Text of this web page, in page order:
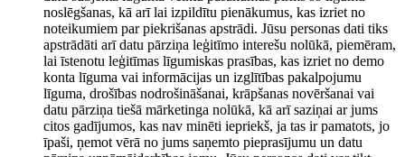
noslēgšanas, kā arī lai izpildītu pienākumus, kas izriet no
noteikumiem par piekrišanas apstrādi. Jūsu personas dati tiks
apstrādāti arī datu pārziņa leģitīmo interešu nolūkā, piemēram,
lai īstenotu leģitīmas līgumiskas prasības, kas izriet no demo
konta līguma vai informācijas un izglītības pakalpojumu
līguma, drošības nodrošināšanai, krāpšanas novēršanai vai
datu pārziņa tiešā mārketinga nolūkā, kā arī saziņai ar jums
citos gadījumos, kas nav minēti iepriekš, ja tas ir pamatots, jo
īpaši, ņemot vērā no jums saņemto pieprasījumu un datu